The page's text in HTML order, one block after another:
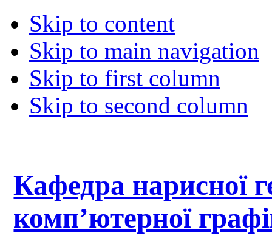
Skip to content
Skip to main navigation
Skip to first column
Skip to second column
Кафедра нарисної
комп’ютерної